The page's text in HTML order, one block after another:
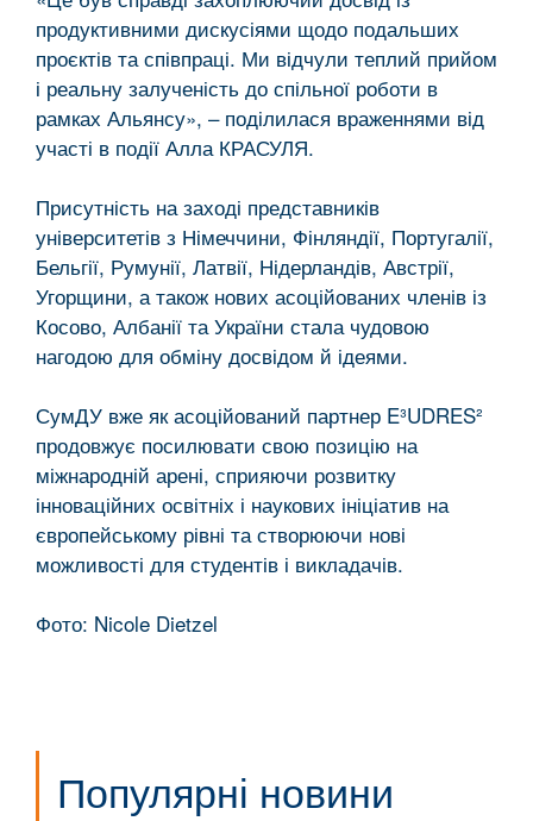
продуктивними дискусіями щодо подальших
проєктів та співпраці. Ми відчули теплий прийом
і реальну залученість до спільної роботи в
рамках Альянсу», – поділилася враженнями від
участі в події Алла КРАСУЛЯ.
Присутність на заході представників
університетів з Німеччини, Фінляндії, Португалії,
Бельгії, Румунії, Латвії, Нідерландів, Австрії,
Угорщини, а також нових асоційованих членів із
Косово, Албанії та України стала чудовою
нагодою для обміну досвідом й ідеями.
СумДУ вже як асоційований партнер E³UDRES²
продовжує посилювати свою позицію на
міжнародній арені, сприяючи розвитку
інноваційних освітніх і наукових ініціатив на
європейському рівні та створюючи нові
можливості для студентів і викладачів.
Фото: Nicole Dietzel
Популярні новини